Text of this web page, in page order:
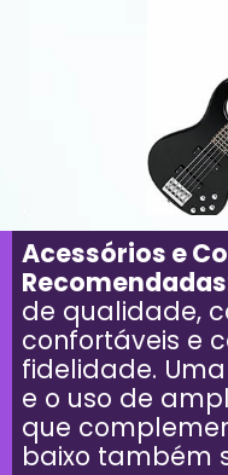
Acessórios e
Recomendadas
de qualidade,
confortáveis e
fidelidade.
e o uso de
que
baixo também